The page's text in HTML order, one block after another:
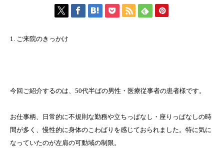
1. ご来院のきっかけ
今回ご紹介するのは、50代半ばの男性・医療従事者の患者様です。
お仕事柄、日常的に不規則な勤務や立ちっぱなし・座りっぱなしの時
間が多く、慢性的に身体のこわばりを感じておられました。特に気に
なっていたのが左肩の可動域の制限。